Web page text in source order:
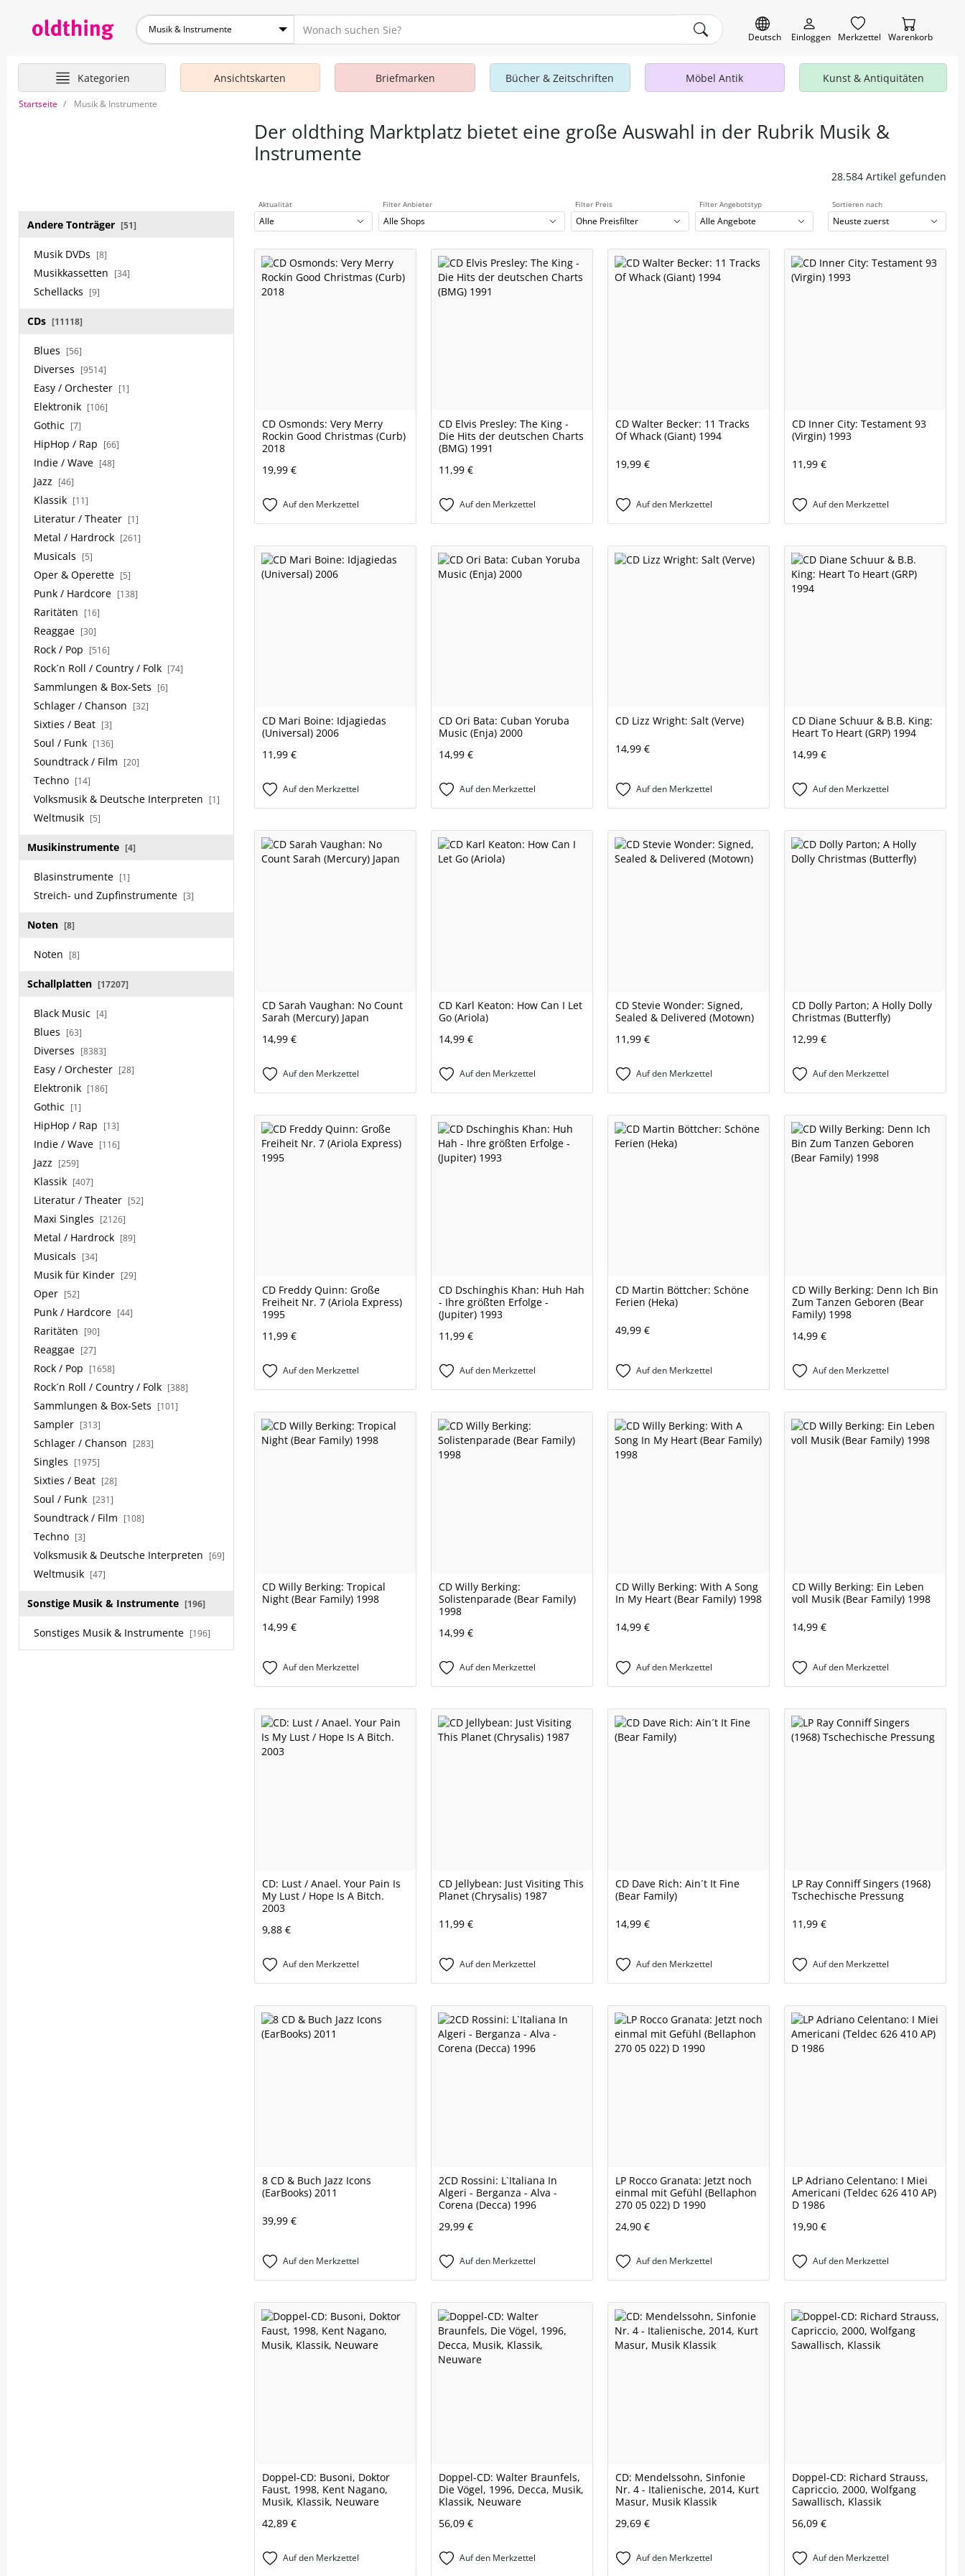
Musik & Instrumente
Deutsch Einloggen Merkzettel Warenkorb
Kategorien Ansichtskarten Briefmarken Bücher & Zeitschriften Möbel Antik Kunst & Antiquitäten
Startseite Musik & Instrumente
Der oldthing Marktplatz bietet eine große Auswahl in der Rubrik Musik &
Instrumente
28.584 Artikel gefunden
Andere Tonträger [51]
Musik DVDs [8]
Musikkassetten [34]
Schellacks [9]
CDs [11118]
Blues [56]
Diverses [9514]
Easy / Orchester [1]
Elektronik [106]
Gothic [7]
HipHop / Rap [66]
Indie / Wave [48]
Jazz [46]
Klassik [11]
Literatur / Theater [1]
Metal / Hardrock [261]
Musicals [5]
Oper & Operette [5]
Punk / Hardcore [138]
Raritäten [16]
Reaggae [30]
Rock / Pop [516]
Rock´n Roll / Country / Folk [74]
Sammlungen & Box-Sets [6]
Schlager / Chanson [32]
Sixties / Beat [3]
Soul / Funk [136]
Soundtrack / Film [20]
Techno [14]
Volksmusik & Deutsche Interpreten [1]
Weltmusik [5]
Musikinstrumente [4]
Blasinstrumente [1]
Streich- und Zupfinstrumente [3]
Noten [8]
Noten [8]
Schallplatten [17207]
Black Music [4]
Blues [63]
Diverses [8383]
Easy / Orchester [28]
Elektronik [186]
Gothic [1]
HipHop / Rap [13]
Indie / Wave [116]
Jazz [259]
Klassik [407]
Literatur / Theater [52]
Maxi Singles [2126]
Metal / Hardrock [89]
Musicals [34]
Musik für Kinder [29]
Oper [52]
Punk / Hardcore [44]
Raritäten [90]
Reaggae [27]
Rock / Pop [1658]
Rock´n Roll / Country / Folk [388]
Sammlungen & Box-Sets [101]
Sampler [313]
Schlager / Chanson [283]
Singles [1975]
Sixties / Beat [28]
Soul / Funk [231]
Soundtrack / Film [108]
Techno [3]
Volksmusik & Deutsche Interpreten [69]
Weltmusik [47]
Sonstige Musik & Instrumente [196]
Sonstiges Musik & Instrumente [196]
Aktualität
Alle
Filter Anbieter
Alle Shops
Filter Preis
Ohne Preisfilter
Filter Angebotstyp
Alle Angebote
Sortieren nach
Neuste zuerst
CD Osmonds: Very Merry
Rockin Good Christmas (Curb)
2018
19,99 €
Auf den Merkzettel
CD Elvis Presley: The King -
Die Hits der deutschen Charts
(BMG) 1991
11,99 €
Auf den Merkzettel
CD Walter Becker: 11 Tracks
Of Whack (Giant) 1994
19,99 €
Auf den Merkzettel
CD Inner City: Testament 93
(Virgin) 1993
11,99 €
Auf den Merkzettel
CD Mari Boine: Idjagiedas
(Universal) 2006
11,99 €
Auf den Merkzettel
CD Ori Bata: Cuban Yoruba
Music (Enja) 2000
14,99 €
Auf den Merkzettel
CD Lizz Wright: Salt (Verve)
14,99 €
Auf den Merkzettel
CD Diane Schuur & B.B. King:
Heart To Heart (GRP) 1994
14,99 €
Auf den Merkzettel
CD Sarah Vaughan: No Count
Sarah (Mercury) Japan
14,99 €
Auf den Merkzettel
CD Karl Keaton: How Can I Let
Go (Ariola)
14,99 €
Auf den Merkzettel
CD Stevie Wonder: Signed,
Sealed & Delivered (Motown)
11,99 €
Auf den Merkzettel
CD Dolly Parton; A Holly Dolly
Christmas (Butterfly)
12,99 €
Auf den Merkzettel
CD Freddy Quinn: Große
Freiheit Nr. 7 (Ariola Express)
1995
11,99 €
Auf den Merkzettel
CD Dschinghis Khan: Huh Hah
- Ihre größten Erfolge -
(Jupiter) 1993
11,99 €
Auf den Merkzettel
CD Martin Böttcher: Schöne
Ferien (Heka)
49,99 €
Auf den Merkzettel
CD Willy Berking: Denn Ich Bin
Zum Tanzen Geboren (Bear
Family) 1998
14,99 €
Auf den Merkzettel
CD Willy Berking: Tropical
Night (Bear Family) 1998
14,99 €
Auf den Merkzettel
CD Willy Berking:
Solistenparade (Bear Family)
1998
14,99 €
Auf den Merkzettel
CD Willy Berking: With A Song
In My Heart (Bear Family) 1998
14,99 €
Auf den Merkzettel
CD Willy Berking: Ein Leben
voll Musik (Bear Family) 1998
14,99 €
Auf den Merkzettel
CD: Lust / Anael. Your Pain Is
My Lust / Hope Is A Bitch.
2003
9,88 €
Auf den Merkzettel
CD Jellybean: Just Visiting This
Planet (Chrysalis) 1987
11,99 €
Auf den Merkzettel
CD Dave Rich: Ain´t It Fine
(Bear Family)
14,99 €
Auf den Merkzettel
LP Ray Conniff Singers (1968)
Tschechische Pressung
11,99 €
Auf den Merkzettel
8 CD & Buch Jazz Icons
(EarBooks) 2011
39,99 €
Auf den Merkzettel
2CD Rossini: L`Italiana In
Algeri - Berganza - Alva -
Corena (Decca) 1996
29,99 €
Auf den Merkzettel
LP Rocco Granata: Jetzt noch
einmal mit Gefühl (Bellaphon
270 05 022) D 1990
24,90 €
Auf den Merkzettel
LP Adriano Celentano: I Miei
Americani (Teldec 626 410 AP)
D 1986
19,90 €
Auf den Merkzettel
Doppel-CD: Busoni, Doktor
Faust, 1998, Kent Nagano,
Musik, Klassik, Neuware
42,89 €
Auf den Merkzettel
Doppel-CD: Walter Braunfels,
Die Vögel, 1996, Decca, Musik,
Klassik, Neuware
56,09 €
Auf den Merkzettel
CD: Mendelssohn, Sinfonie
Nr. 4 - Italienische, 2014, Kurt
Masur, Musik Klassik
29,69 €
Auf den Merkzettel
Doppel-CD: Richard Strauss,
Capriccio, 2000, Wolfgang
Sawallisch, Klassik
56,09 €
Auf den Merkzettel